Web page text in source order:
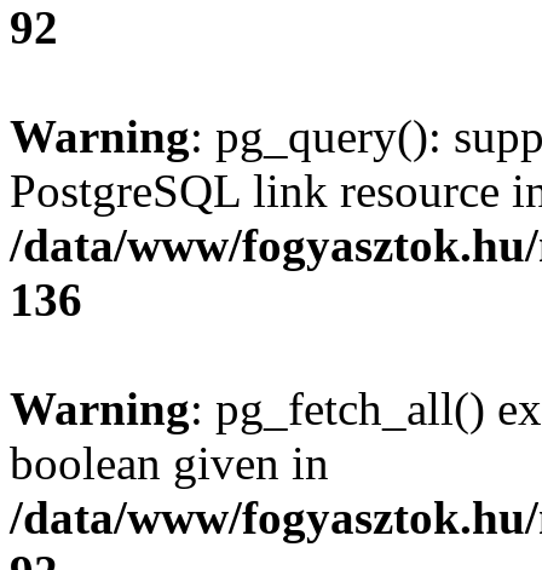
92
Warning: pg_query():
PostgreSQL link resource
/data/www/
136
Warning: pg_fetch_all()
boolean given in
/data/www/